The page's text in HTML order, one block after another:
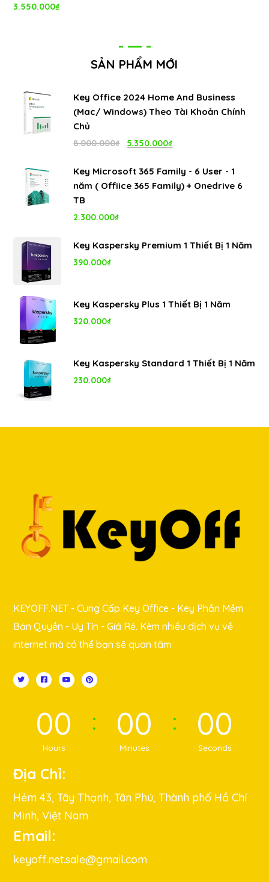
3.550.000₫
SẢN PHẨM MỚI
Key Office 2024 Home And Business
(Mac/ Windows) Theo Tài Khoản Chính
Chủ
8.000.000₫
Giá
là:
5.350.000₫
tại
Key Microsoft 365 Family - 6 User - 1
năm ( Offiice 365 Family) + Onedrive 6
TB
2.300.000₫
Key Kaspersky Premium 1 Thiết Bị 1 Năm
390.000₫
Key Kaspersky Plus 1 Thiết Bị 1 Năm
320.000₫
Key Kaspersky Standard 1 Thiết Bị 1 Năm
230.000₫
KEYOFF.NET - Cung Cấp Key Office - Key Phần Mềm
Bản Quyền - Uy Tín - Giá Rẻ. Kèm nhiều dịch vụ về
internet mà có thể bạn sẽ quan tâm
00
Hours
00
Minutes
00
Seconds
Địa Chỉ:
Hẻm 43, Tây Thạnh, Tân Phú, Thành phố Hồ Chí
Minh, Việt Nam
Email:
keyoff.net.sale@gmail.com